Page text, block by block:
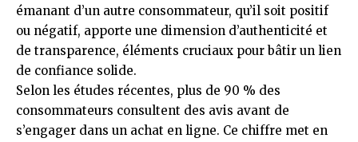
émanant d’un autre consommateur, qu’il soit positif
ou négatif, apporte une dimension d’authenticité et
de transparence, éléments cruciaux pour bâtir un lien
de confiance solide.
Selon les études récentes, plus de 90 % des
consommateurs consultent des avis avant de
s’engager dans un achat en ligne. Ce chiffre met en